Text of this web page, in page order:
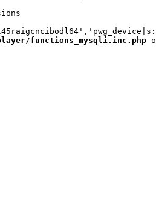
functions_mysqli.inc.php